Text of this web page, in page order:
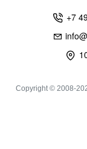
+7
Copyright © 2008-